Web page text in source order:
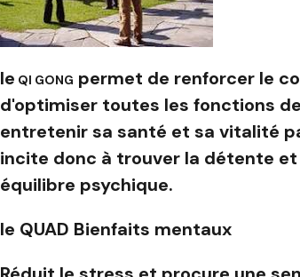
le QI GONG permet de renforcer le
d'optimiser toutes les fonctions
entretenir sa santé et sa vitalité
incite donc à trouver la détente
équilibre psychique.
le QUAD Bienfaits mentaux